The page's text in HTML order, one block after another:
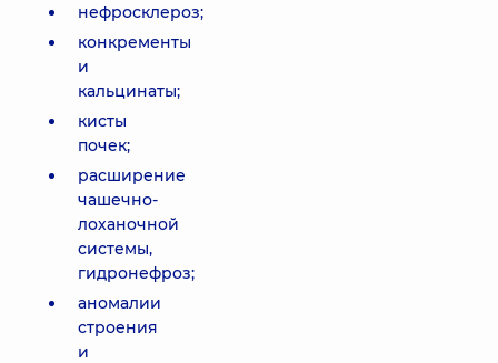
нефросклероз;
конкременты
и
кальцинаты;
кисты
почек;
расширение
чашечно-
лоханочной
системы,
гидронефроз;
аномалии
строения
и